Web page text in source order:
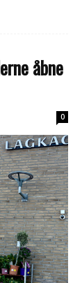
åbne
0